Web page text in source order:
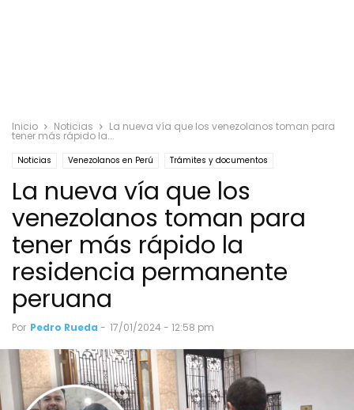
Inicio Noticias La nueva vía que los venezolanos toman para
tener más rápido la...
Noticias Venezolanos en Perú Trámites y documentos
La nueva vía que los
venezolanos toman para
tener más rápido la
residencia permanente
peruana
Por Pedro Rueda - 17/01/2024 - 12:58 pm